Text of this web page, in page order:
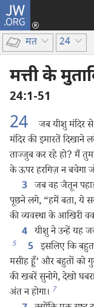
JW.ORG
मत 24
मत्ती के
24:1-51
24
जब यीशु मंदिर
मंदिर की इमारतें दिखाने
ताज्जुब कर रहे हो? मैं
के ऊपर हरगिज़ न बचेगा
3 जब वह जैतून
पूछने लगे, “हमें बता, ये
की व्यवस्था के आखिरी
4 यीशु ने उन्हें यह
5 5 इसलिए कि
मसीह हूँ’ और बहुतों को
की खबरें सुनोगे, देखो
अंत न होगा। 7